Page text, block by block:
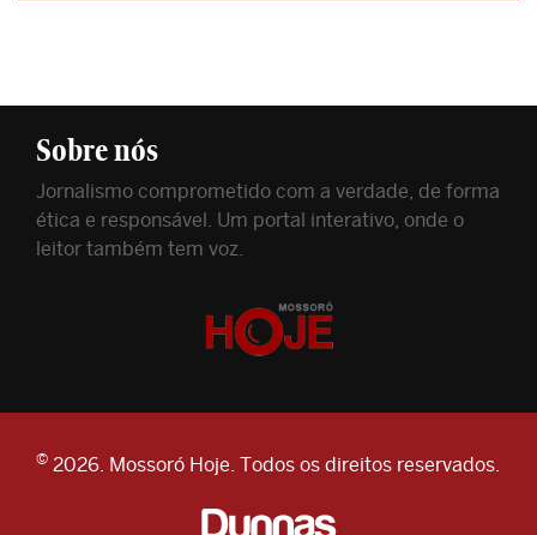
Sobre nós
Jornalismo comprometido com a verdade, de forma
ética e responsável. Um portal interativo, onde o
leitor também tem voz.
© 2026. Mossoró Hoje. Todos os direitos reservados.